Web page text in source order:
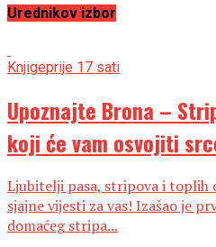
Urednikov izbor
Knjigeprije 17 sati
Upoznajte Brona –
koji će vam osvojiti
Ljubitelji pasa, stripova i toplih
sjajne vijesti za vas! Izašao je
domaćeg stripa...